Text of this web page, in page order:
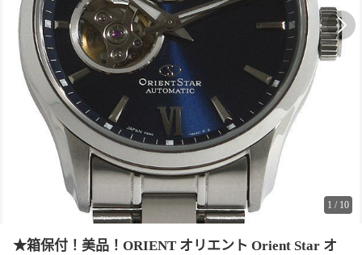
1 / 10
★箱保付！美品！ORIENT オリエント Orient Star オ